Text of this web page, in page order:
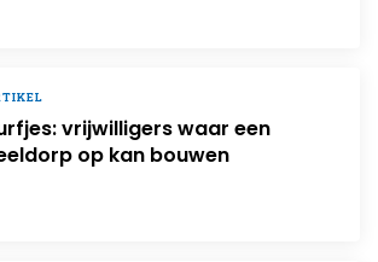
vrijwilligers waar een
op kan bouwen